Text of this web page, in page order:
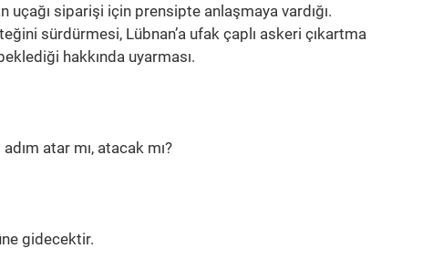
siparişi için prensipte anlaşmaya vardığı.
sürdürmesi, Lübnan’a ufak çaplı askeri çıkartma
hakkında uyarması.
atar mı, atacak mı?
gidecektir.